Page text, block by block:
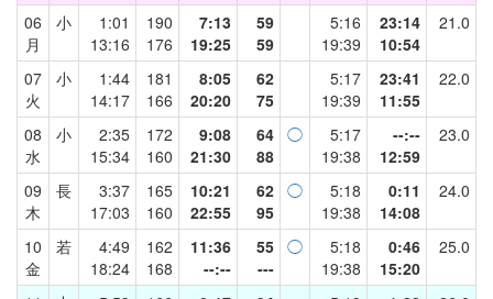
06
月
小
1:01
13:16
190
176
7:13
19:25
59
59
5:16
19:39
23:14
10:54
21.0
07
火
小
1:44
14:17
181
166
8:05
20:20
62
75
5:17
19:39
23:41
11:55
22.0
08
水
小
2:35
15:34
172
160
9:08
21:30
64
88
◯
5:17
19:38
--:--
12:59
23.0
09
木
長
3:37
17:03
165
160
10:21
22:55
62
95
◯
5:18
19:38
0:11
14:08
24.0
10
金
若
4:49
18:24
162
168
11:36
--:--
55
---
◯
5:18
19:38
0:46
15:20
25.0